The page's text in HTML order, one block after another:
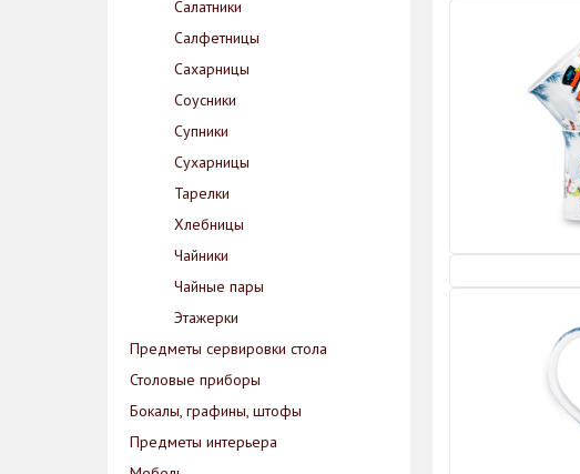
Салатники
Салфетницы
Сахарницы
Соусники
Супники
Сухарницы
Тарелки
Хлебницы
Чайники
Чайные пары
Этажерки
Предметы сервировки стола
Столовые приборы
Бокалы, графины, штофы
Предметы интерьера